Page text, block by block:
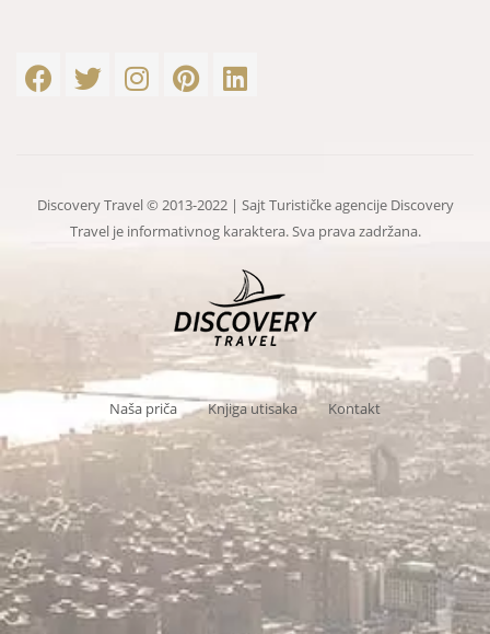
Discovery Travel © 2013-2022 | Sajt Turističke agencije Discovery
Travel je informativnog karaktera. Sva prava zadržana.
Naša priča Knjiga utisaka Kontakt